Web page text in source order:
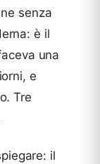
senza
è il
una
e
Tre
il